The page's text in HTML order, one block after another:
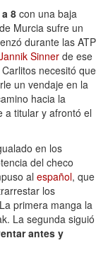
8 con una baja
Murcia sufre un
durante las ATP
Sinnerde ese
necesitó que
un vendaje en la
hacia la
a titular y afrontó el
en los
del checo
al español, que
los
primera manga la
La segunda siguió
antes y